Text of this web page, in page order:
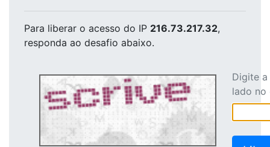
Para liberar o acesso do IP 216.73.217.32,
responda ao desafio abaixo.
Digite
lado no